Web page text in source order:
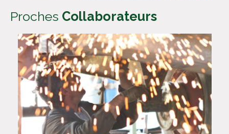
Proches Collaborateurs